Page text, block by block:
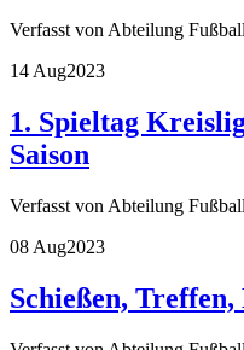
Verfasst von Abteilung
14 Aug2023
1. Spieltag
Saison
Verfasst von Abteilung
08 Aug2023
Schießen,